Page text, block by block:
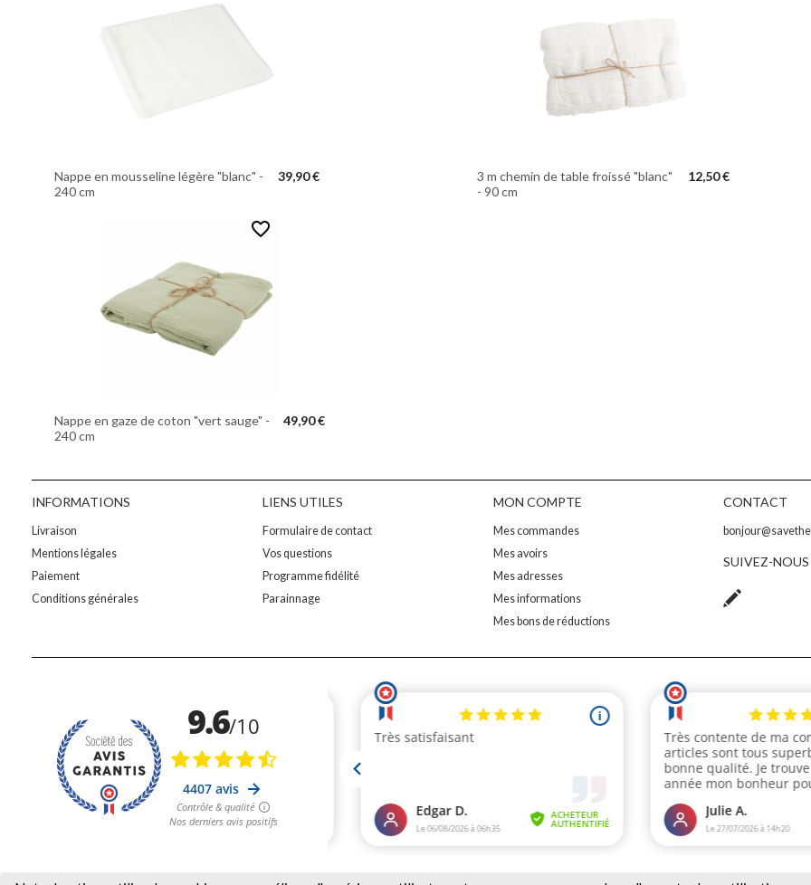
Nappe en mousseline légère "blanc" -
240 cm
39,90 €
3 m chemin de table froissé "blanc"
- 90 cm
12,50 €
favorite_border
Nappe en gaze de coton "vert sauge" -
240 cm
49,90 €
INFORMATIONS
Livraison
Mentions légales
Paiement
Conditions générales
LIENS UTILES
Formulaire de contact
Vos questions
Programme fidélité
Parainnage
MON COMPTE
Mes commandes
Mes avoirs
Mes adresses
Mes informations
Mes bons de réductions
CONTACT
SUIVEZ-NOUS